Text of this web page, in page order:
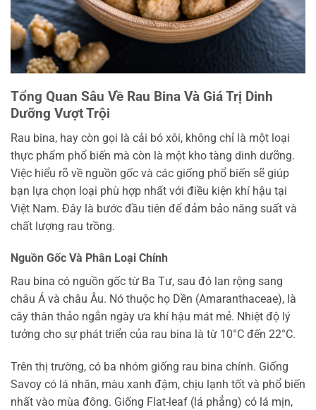
Tổng Quan Sâu Về Rau Bina Và Giá Trị Dinh
Dưỡng Vượt Trội
Rau bina, hay còn gọi là cải bó xôi, không chỉ là một loại
thực phẩm phổ biến mà còn là một kho tàng dinh dưỡng.
Việc hiểu rõ về nguồn gốc và các giống phổ biến sẽ giúp
bạn lựa chọn loại phù hợp nhất với điều kiện khí hậu tại
Việt Nam. Đây là bước đầu tiên để đảm bảo năng suất và
chất lượng rau trồng.
Nguồn Gốc Và Phân Loại Chính
Rau bina có nguồn gốc từ Ba Tư, sau đó lan rộng sang
châu Á và châu Âu. Nó thuộc họ Dền (Amaranthaceae), là
cây thân thảo ngắn ngày ưa khí hậu mát mẻ. Nhiệt độ lý
tưởng cho sự phát triển của rau bina là từ 10°C đến 22°C.
Trên thị trường, có ba nhóm giống rau bina chính. Giống
Savoy có lá nhăn, màu xanh đậm, chịu lạnh tốt và phổ biến
nhất vào mùa đông. Giống Flat-leaf (lá phẳng) có lá mịn,